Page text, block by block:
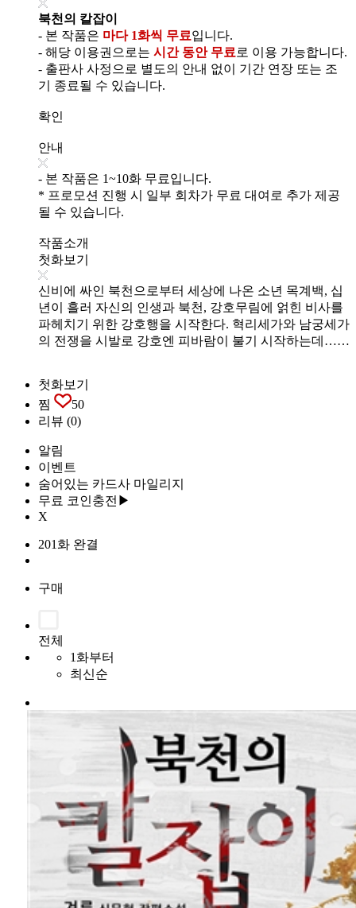
북천의 칼잡이
- 본 작품은 마다 1화씩 무료입니다.
- 해당 이용권으로는 시간 동안 무료 로 이용 가능합니다.
- 출판사 사정으로 별도의 안내 없이 기간 연장 또는 조
기 종료될 수 있습니다.
확인
안내
- 본 작품은 1~10화 무료입니다.
* 프로모션 진행 시 일부 회차가 무료 대여로 추가 제공
될 수 있습니다.
작품소개
첫화보기
신비에 싸인 북천으로부터 세상에 나온 소년 목계백, 십
년이 흘러 자신의 인생과 북천, 강호무림에 얽힌 비사를
파헤치기 위한 강호행을 시작한다. 혁리세가와 남궁세가
의 전쟁을 시발로 강호엔 피바람이 불기 시작하는데……
첫화보기
찜
50
리뷰 (0)
알림
이벤트
숨어있는 카드사 마일리지
무료 코인충전▶
X
201화 완결
구매
전체
1화부터
최신순